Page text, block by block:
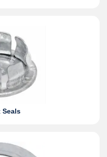
Seals